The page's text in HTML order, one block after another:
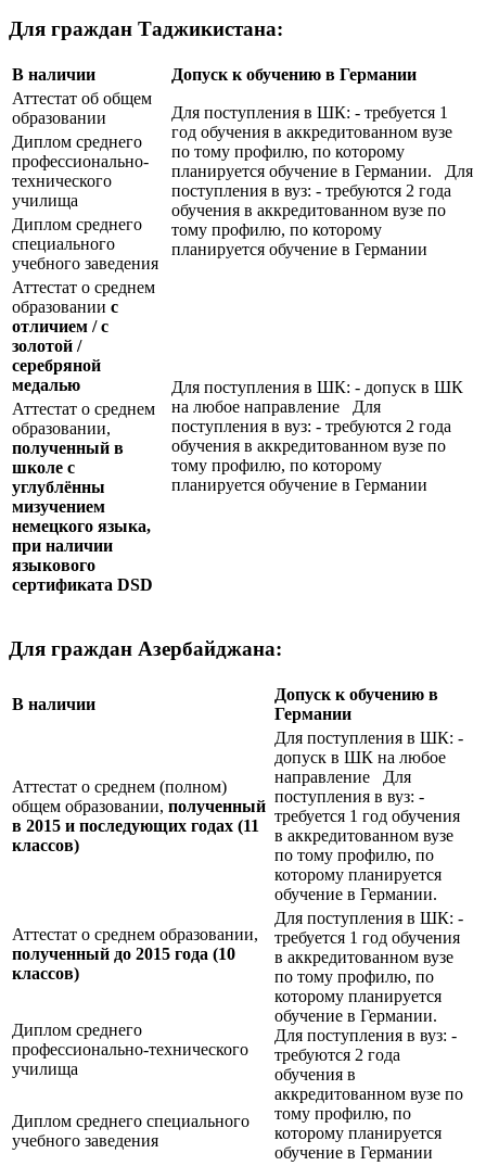
Для граждан Таджикистана:
В наличии
Допуск к обучению в Германии
Аттестат об общем
образовании
Для поступления в ШК: - требуется 1
год обучения в аккредитованном вузе
по тому профилю, по которому
планируется обучение в Германии. Для
поступления в вуз: - требуются 2 года
обучения в аккредитованном вузе по
тому профилю, по которому
планируется обучение в Германии
Диплом среднего
профессионально-
технического
училища
Диплом среднего
специального
учебного заведения
Аттестат о среднем
образовании с
отличием / с
золотой /
серебряной
медалью
Для поступления в ШК: - допуск в ШК
на любое направление Для
поступления в вуз: - требуются 2 года
обучения в аккредитованном вузе по
тому профилю, по которому
планируется обучение в Германии
Аттестат о среднем
образовании,
полученный в
школе с
углублённы
мизучением
немецкого языка,
при наличии
языкового
сертификата DSD
Для граждан Азербайджана:
В наличии
Допуск к обучению в
Германии
Аттестат о среднем (полном)
общем образовании, полученный
в 2015 и последующих годах (11
классов)
Для поступления в ШК: -
допуск в ШК на любое
направление Для
поступления в вуз: -
требуется 1 год обучения
в аккредитованном вузе
по тому профилю, по
которому планируется
обучение в Германии.
Аттестат о среднем образовании,
полученный до 2015 года (10
классов)
Для поступления в ШК: -
требуется 1 год обучения
в аккредитованном вузе
по тому профилю, по
которому планируется
обучение в Германии.
Для поступления в вуз: -
требуются 2 года
обучения в
аккредитованном вузе по
тому профилю, по
которому планируется
обучение в Германии
Диплом среднего
профессионально-технического
училища
Диплом среднего специального
учебного заведения